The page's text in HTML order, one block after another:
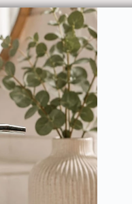
Ingresar a la Tienda
SOMOS CONTACTO